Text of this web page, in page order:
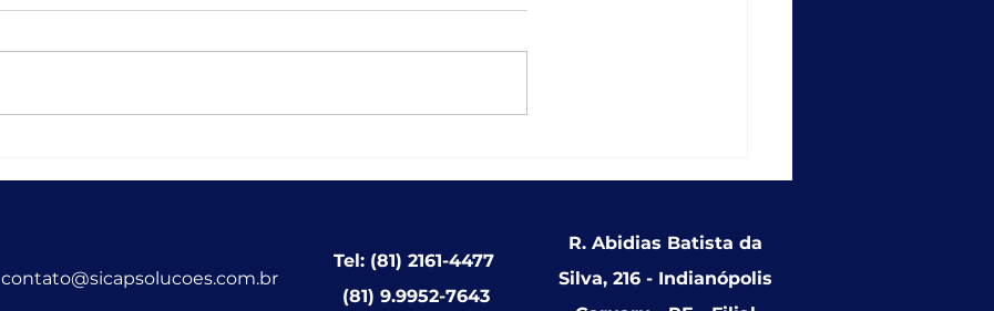
inclusiva nas redes
municipais
contato@sicapsolucoes.com.br
Tel: (81) 2161-4477
(81) 9.9952-7643
R. Abidias Batista da
Silva, 216 - Indianópolis